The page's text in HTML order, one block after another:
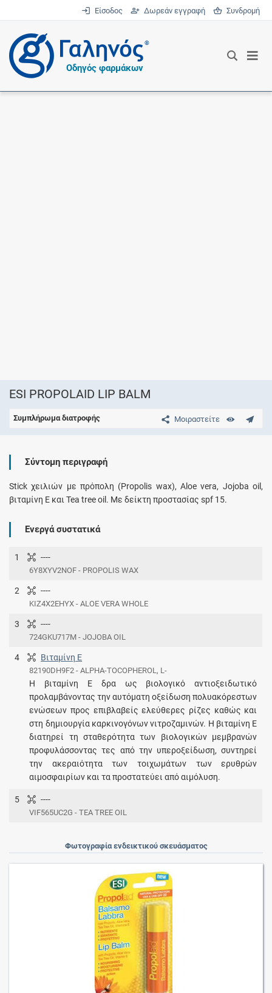
Είσοδος Δωρεάν εγγραφή Συνδρομή
®
Οδηγός φαρμάκων
ESI PROPOLAID LIP BALM
Μοιραστείτε
Συμπλήρωμα διατροφής
Σύντομη περιγραφή
Stick χειλιών με πρόπολη (Propolis wax), Aloe vera, Jojoba oil,
βιταμίνη Ε και Tea tree oil. Με δείκτη προστασίας spf 15.
Ενεργά συστατικά
1 ----
6Y8XYV2NOF - PROPOLIS WAX
2 ----
KIZ4X2EHYX - ALOE VERA WHOLE
3 ----
724GKU717M - JOJOBA OIL
4 Βιταμίνη E
82190DH9F2 - ALPHA-TOCOPHEROL, L-
H βιταμίνη E δρα ως βιολογικό αντιοξειδωτικό
προλαμβάνοντας την αυτόματη οξείδωση πολυακόρεστων
ενώσεων προς επιβλαβείς ελεύθερες ρίζες καθώς και
στη δημιουργία καρκινογόνων νιτροζαμινών. Η βιταμίνη Ε
διατηρεί τη σταθερότητα των βιολογικών μεμβρανών
προφυλάσσοντας τες από την υπεροξείδωση, συντηρεί
την ακεραιότητα των τοιχωμάτων των ερυθρών
αιμοσφαιρίων και τα προστατεύει από αιμόλυση.
5 ----
VIF565UC2G - TEA TREE OIL
Φωτογραφία ενδεικτικού σκευάσματος